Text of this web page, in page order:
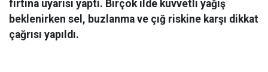
fırtına uyarısı yaptı. Birçok ilde kuvvetli yağış
beklenirken sel, buzlanma ve çığ riskine karşı dikkat
çağrısı yapıldı.